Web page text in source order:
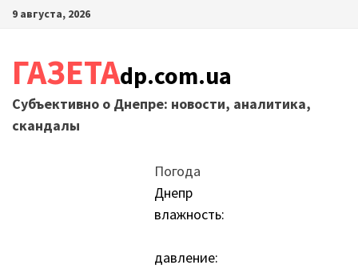
Перейти
9 августа, 2026
ГАЗЕТАdp.com.ua
Субъективно о Днепре: новости, аналитика,
скандалы
Погода
Днепр
влажность:
давление: